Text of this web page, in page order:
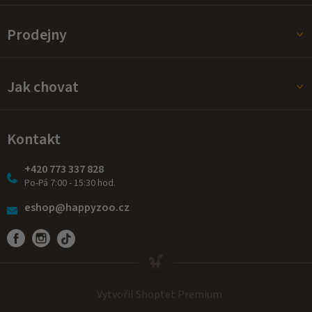
Prodejny
Jak chovat
Kontakt
+420 773 337 828
Po-Pá 7:00 - 15:30 hod.
eshop@happyzoo.cz
Vytvořil Shoptet Premium